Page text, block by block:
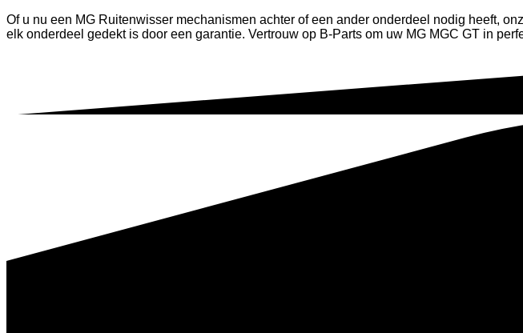
Of u nu een MG Ruitenwisser mechanismen achter of een ander onderdeel nodig heeft,
elk onderdeel gedekt is door een garantie. Vertrouw op B-Parts om uw MG MGC GT in